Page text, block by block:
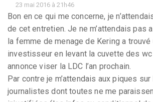
23 mai 2016 à 21h46
Bon en ce qui me concerne, je
de cet entretien. Je ne m’attendais pas
la femme de menage de Kering a trouvé
investisseur en levant la cuvette des wc
annonce viser la LDC l’an prochain.
Par contre je m’attendais aux piques sur
journalistes dont toutes ne me